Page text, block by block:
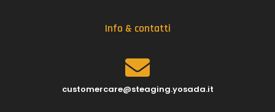
Info & contatti
customercare@steaging.yosada.it